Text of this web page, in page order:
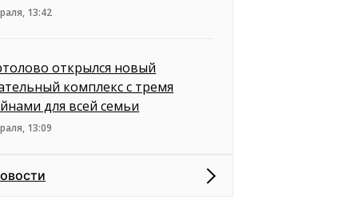
13:42
открылся новый
комплекс с тремя
для всей семьи
13:09